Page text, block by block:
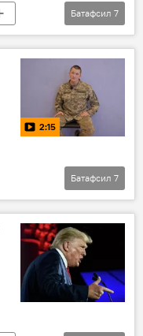
Батафсил 7
2:15
Россиянинг Донбассдаги махсус ҳарбий операцияси
Батафсил 7